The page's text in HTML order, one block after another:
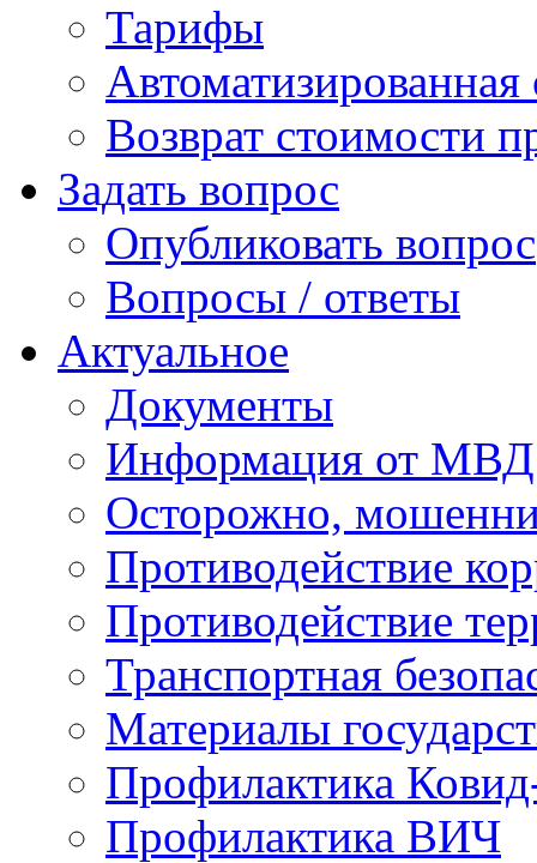
Тарифы
Возврат стоимости
Задать вопрос
Опубликовать вопрос
Вопросы / ответы
Актуальное
Документы
Информация от МВД
Осторожно,
Противодействие
Противодействие
Транспортная
Материалы
Профилактика
Профилактика ВИЧ